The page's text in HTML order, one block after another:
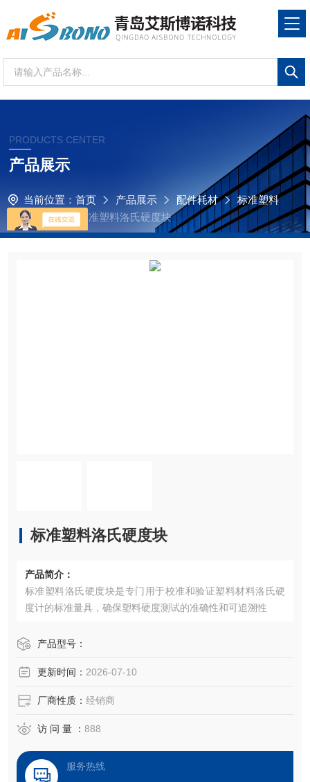
PRODUCTS CENTER
产品展示
当前位置： 首页 产品展示 配件耗材
标准塑料
洛氏硬度块
标准塑料洛氏硬度块
标准塑料洛氏硬度块
产品简介：
标准塑料洛氏硬度块是专门用于校准和验证塑料材料洛氏硬
度计的标准量具，确保塑料硬度测试的准确性和可追溯性
产品型号：
更新时间： 2026-07-10
厂商性质： 经销商
访 问 量 ： 888
服务热线